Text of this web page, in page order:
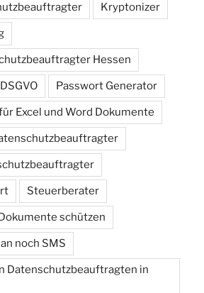
Kryptonizer
Hessen
Passwort Generator
Excel und Word Dokumente
Steuerberater
schützen
noch SMS
Datenschutzbeauftragten in